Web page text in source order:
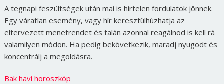
A tegnapi feszültségek után mai is hirtelen fordulatok jönnek.
Egy váratlan esemény, vagy hír keresztülhúzhatja az
eltervezett menetrendet és talán azonnal reagálnod is kell rá
valamilyen módon. Ha pedig bekövetkezik, maradj nyugodt és
koncentrálj a megoldásra.
Bak havi horoszkóp